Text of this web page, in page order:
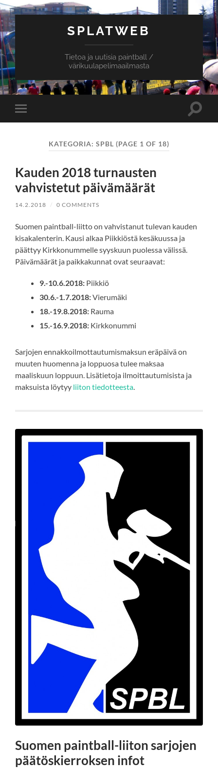
SPLATWEB
Tietoa ja uutisia paintball /
värikuulapelimaailmasta
Toggle
mobile
Toggle
KATEGORIA: SPBL (PAGE 1 OF 18)
Kauden 2018 turnausten
vahvistetut päivämäärät
14.2.2018 / 0 COMMENTS
Suomen paintball-liitto on vahvistanut tulevan kauden
kisakalenterin. Kausi alkaa Piikkiöstä kesäkuussa ja
päättyy Kirkkonummelle syyskuun puolessa välissä.
Päivämäärät ja paikkakunnat ovat seuraavat:
9.-10.6.2018: Piikkiö
30.6.-1.7.2018:Vierumäki
18.-19.8.2018: Rauma
15.-16.9.2018: Kirkkonummi
Sarjojen ennakkoilmottautumismaksun eräpäivä on
muuten huomenna ja loppuosa tulee maksaa
maaliskuun loppuun. Lisätietoja ilmoittautumisista ja
maksuista löytyy liiton tiedotteesta.
Suomen paintball-liiton sarjojen
päätöskierroksen infot